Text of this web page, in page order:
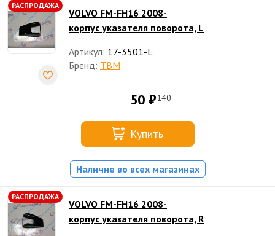
РАСПРОДАЖА
VOLVO FM-FH16 2008-
корпус указателя поворота, L
Артикул: 17-3501-L
Бренд: TBM
50 ₽140
Купить
Наличие во всех магазинах
РАСПРОДАЖА
VOLVO FM-FH16 2008-
корпус указателя поворота, R